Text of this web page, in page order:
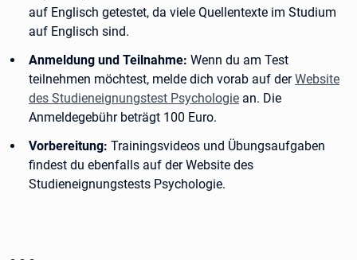
auf Englisch getestet, da viele Quellentexte im Studium
auf Englisch sind.
Anmeldung und Teilnahme: Wenn du am Test
teilnehmen möchtest, melde dich vorab auf derWebsite
des Studieneignungstest Psychologie an. Die
Anmeldegebühr beträgt 100 Euro.
Vorbereitung: Trainingsvideos und Übungsaufgaben
findest du ebenfalls auf der Website des
Studieneignungstests Psychologie.